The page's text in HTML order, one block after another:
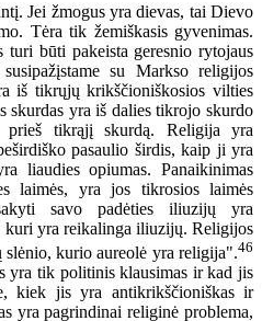
Jei žmogus yra dievas, tai Dievo
Tėra tik žemiškasis gyvenimas.
būti pakeista geresnio rytojaus
su Markso religijos
iš tikrųjų krikščioniškosios vilties
skurdas yra iš dalies tikrojo skurdo
prieš tikrąjį skurdą. Religija yra
pasaulio širdis, kaip ji yra
liaudies opiumas. Panaikinimas
laimės, yra jos tikrosios laimės
savo padėties iliuzijų yra
kuri yra reikalinga iliuzijų. Religijos
slėnio, kurio aureolė yra religija".46
yra tik politinis klausimas ir kad jis
kiek jis yra antikrikščioniškas ir
yra pagrindinai religinė problema,